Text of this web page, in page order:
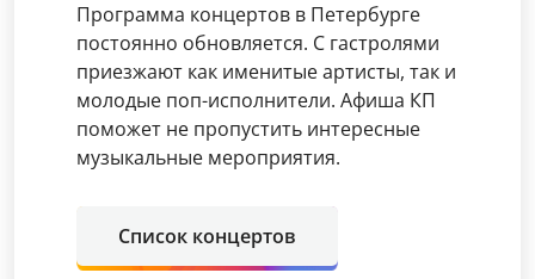
Программа концертов в Петербурге
постоянно обновляется. С гастролями
приезжают как именитые артисты, так и
молодые поп-исполнители. Афиша КП
поможет не пропустить интересные
музыкальные мероприятия.
Список концертов